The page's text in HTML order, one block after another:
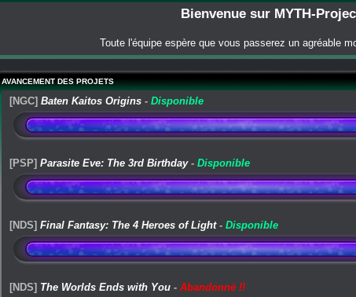
Bienvenue sur MYTH-
Toute l'équipe espère que vous passerez un agréable
AVANCEMENT DES PROJETS
[NGC] Baten Kaitos Origins- Disponible
[PSP] Parasite Eve: The 3rd Birthday- Disponible
[NDS] Final Fantasy: The 4 Heroes of Light- Disponible
[NDS] The Worlds Ends with You- Abandonné !!